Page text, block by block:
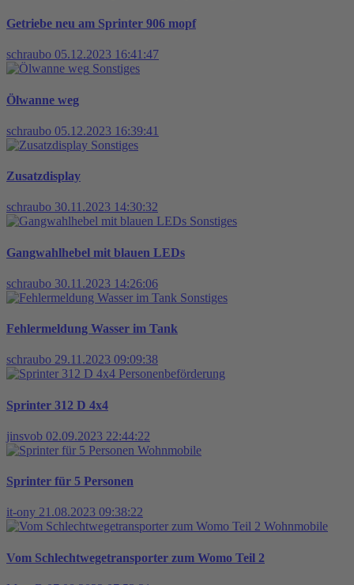
Getriebe neu am Sprinter 906 mopf
schraubo 05.12.2023 16:41:47
Sonstiges
Ölwanne weg
schraubo 05.12.2023 16:39:41
Sonstiges
Zusatzdisplay
schraubo 30.11.2023 14:30:32
Sonstiges
Gangwahlhebel mit blauen LEDs
schraubo 30.11.2023 14:26:06
Sonstiges
Fehlermeldung Wasser im Tank
schraubo 29.11.2023 09:09:38
Personenbeförderung
Sprinter 312 D 4x4
jinsvob 02.09.2023 22:44:22
Wohnmobile
Sprinter für 5 Personen
it-ony 21.08.2023 09:38:22
Wohnmobile
Vom Schlechtwegetransporter zum Womo Teil 2